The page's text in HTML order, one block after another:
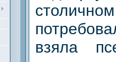
взяла